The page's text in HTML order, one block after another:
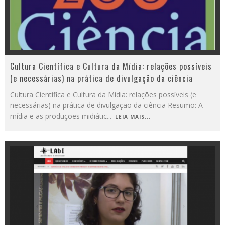
Cultura Científica e Cultura da Mídia: relações possíveis
(e necessárias) na prática de divulgação da ciência
Cultura Científica e Cultura da Mídia: relações possíveis (e
necessárias) na prática de divulgação da ciência Resumo: A
mídia e as produções midiátic... LEIA MAIS...